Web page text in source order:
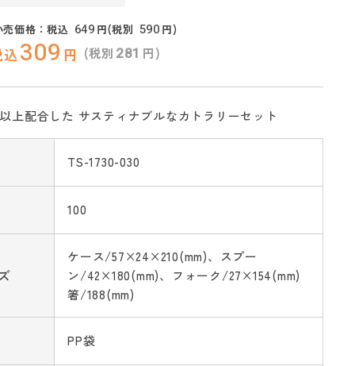
価格：税込 649 円(税別 590 円)
込309 円 (税別 281 円)
上配合した サスティナブルなカトラリーセット
TS-1730-030
100
ケース/57×24×210(mm)、スプー
ン/42×180(mm)、フォーク/27×154(mm)
箸/188(mm)
PP袋